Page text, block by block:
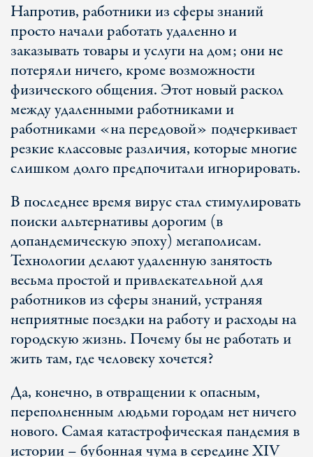
Напротив, работники из сферы знаний
просто начали работать удаленно и
заказывать товары и услуги на дом; они не
потеряли ничего, кроме возможности
физического общения. Этот новый раскол
между удаленными работниками и
работниками «на передовой» подчеркивает
резкие классовые различия, которые многие
слишком долго предпочитали игнорировать.
В последнее время вирус стал стимулировать
поиски альтернативы дорогим (в
допандемическую эпоху) мегаполисам.
Технологии делают удаленную занятость
весьма простой и привлекательной для
работников из сферы знаний, устраняя
неприятные поездки на работу и расходы на
городскую жизнь. Почему бы не работать и
жить там, где человеку хочется?
Да, конечно, в отвращении к опасным,
переполненным людьми городам нет ничего
нового. Самая катастрофическая пандемия в
истории – бубонная чума в середине XIV